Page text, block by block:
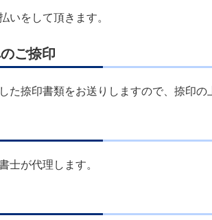
いをして頂きます。
ご捺印
た捺印書類をお送りしますので、捺印の
士が代理します。